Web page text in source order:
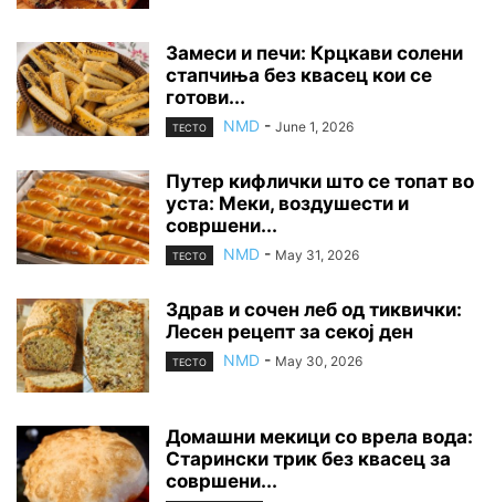
Замеси и печи: Крцкави солени
стапчиња без квасец кои се
готови...
ТЕСТО NMD - June 1, 2026
Путер кифлички што се топат во
уста: Меки, воздушести и
совршени...
ТЕСТО NMD - May 31, 2026
Здрав и сочен леб од тиквички:
Лесен рецепт за секој ден
ТЕСТО NMD - May 30, 2026
Домашни мекици со врела вода:
Старински трик без квасец за
совршени...